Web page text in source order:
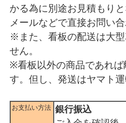
かる為に別途お見積もり
メールなどで直接お問い
※また、看板の配送は大
せん。
※看板以外の商品であれ
す。但し、発送はヤマト
お支払い方法 銀行振込